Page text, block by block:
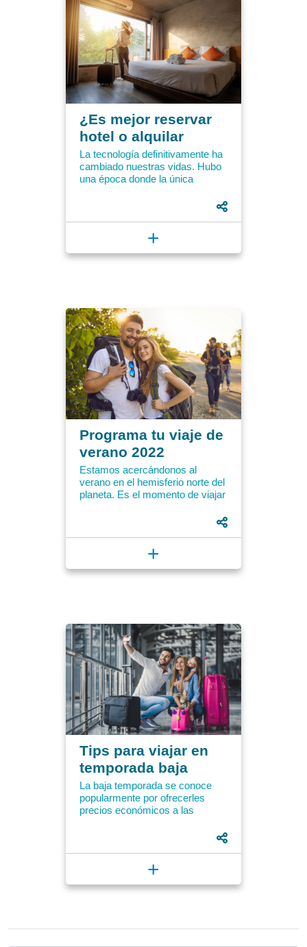
¿Es mejor reservar
hotel o alquilar
casa?
La tecnología definitivamente ha
cambiado nuestras vidas. Hubo
una época donde la única
+
Programa tu viaje de
verano 2022
Estamos acercándonos al
verano en el hemisferio norte del
planeta. Es el momento de viajar
+
Tips para viajar en
temporada baja
La baja temporada se conoce
popularmente por ofrecerles
precios económicos a las
+